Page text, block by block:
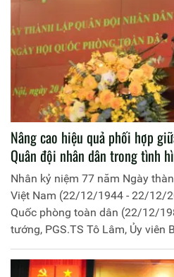
Nâng cao hiệu quả phối hợp
Quân đội nhân dân trong tình
Nhân kỷ niệm 77 năm Ngày
Việt Nam (22/12/1944 - 22/12/
Quốc phòng toàn dân (22/12/
tướng, PGS.TS Tô Lâm, Ủy viên
Công an Trung ương, Bộ trưởng
"Nâng cao hiệu quả phối hợp